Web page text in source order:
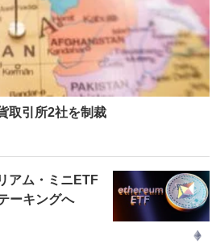
取引所2社を制裁
アム・ミニETF
ーキングへ